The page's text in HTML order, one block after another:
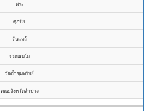
พระ
ศุภชัย
จันแหล้
จรณฺธมฺโม
วัดถ้ำขุมทรัพย์
คณะจังหวัดลำปาง